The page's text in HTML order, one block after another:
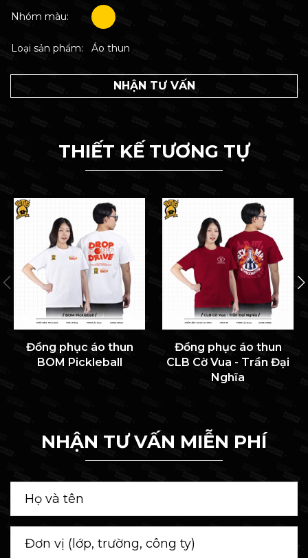
Nhóm màu:
Loại sản phẩm: Áo thun
NHẬN TƯ VẤN
THIẾT KẾ TƯƠNG TỰ
Đồng phục áo thun
BOM Pickleball
Đồng phục áo thun
CLB Cờ Vua - Trần Đại
Nghĩa
NHẬN TƯ VẤN MIỄN PHÍ